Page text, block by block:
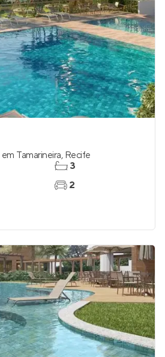
em Tamarineira, Recife
3
2